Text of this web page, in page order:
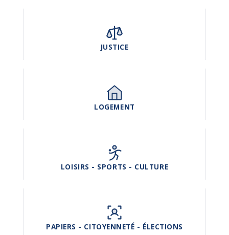
JUSTICE
LOGEMENT
LOISIRS - SPORTS - CULTURE
PAPIERS - CITOYENNETÉ - ÉLECTIONS